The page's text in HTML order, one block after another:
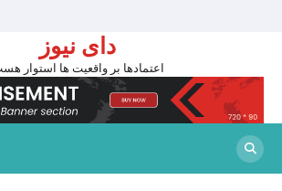
دای نیوز
اعتمادها بر واقعیت ها استوار